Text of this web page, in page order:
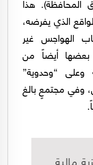
الذي يفرضه،
الهواجس غير
بعضها أيضاً من
“وحدوية”
وفي مجتمعٍ بالغ
مالية